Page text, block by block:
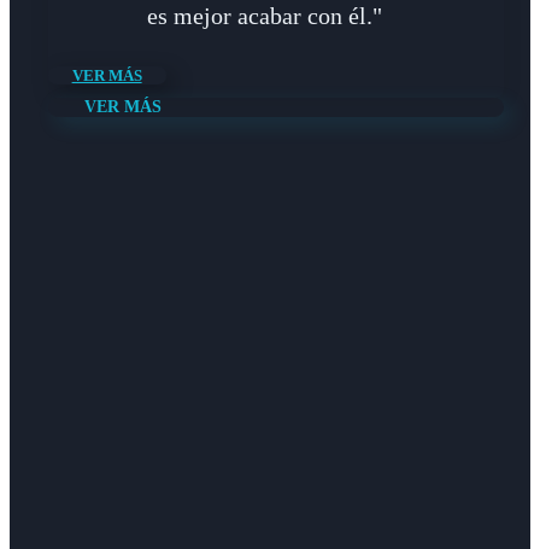
es mejor acabar con él."
VER MÁS
VER MÁS